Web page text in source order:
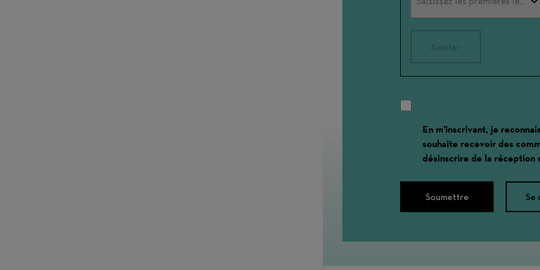
En m'inscrivant, je
souhaite recevoir des
désinscrire de la réception
Soumettre Se